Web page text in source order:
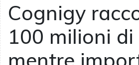
Cognigy
100 milioni